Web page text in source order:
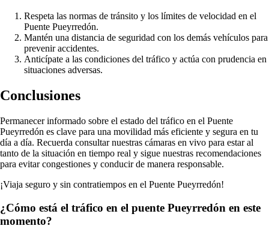
Respeta las normas de tránsito y los límites de velocidad en el
Puente Pueyrredón.
Mantén una distancia de seguridad con los demás vehículos para
prevenir accidentes.
Anticípate a las condiciones del tráfico y actúa con prudencia en
situaciones adversas.
Conclusiones
Permanecer informado sobre el estado del tráfico en el Puente
Pueyrredón es clave para una movilidad más eficiente y segura en tu
día a día. Recuerda consultar nuestras cámaras en vivo para estar al
tanto de la situación en tiempo real y sigue nuestras recomendaciones
para evitar congestiones y conducir de manera responsable.
¡Viaja seguro y sin contratiempos en el Puente Pueyrredón!
¿Cómo está el tráfico en el puente Pueyrredón en este
momento?